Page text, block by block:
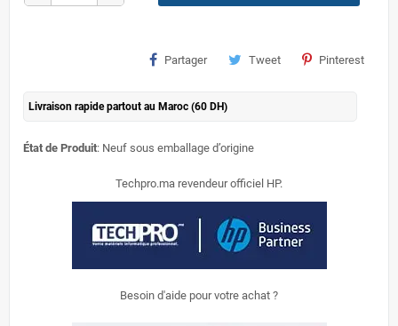
Partager Tweet Pinterest
Livraison rapide partout au Maroc (60 DH)
État de Produit: Neuf sous emballage d’origine
Techpro.ma revendeur officiel HP.
Besoin d'aide pour votre achat ?